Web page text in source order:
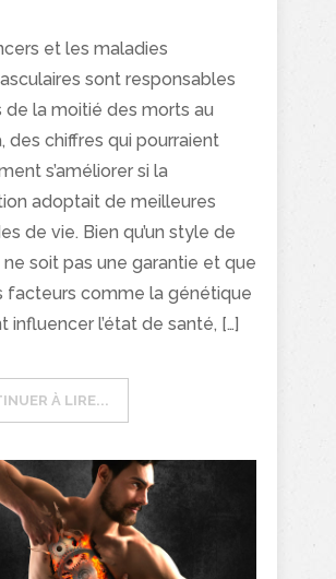
et les maladies
sont responsables
de la moitié des morts au
des chiffres qui pourraient
s’améliorer si la
adoptait de meilleures
de vie. Bien qu’un style de
ne soit pas une garantie et que
facteurs comme la génétique
influencer l’état de santé, […]
À LIRE...